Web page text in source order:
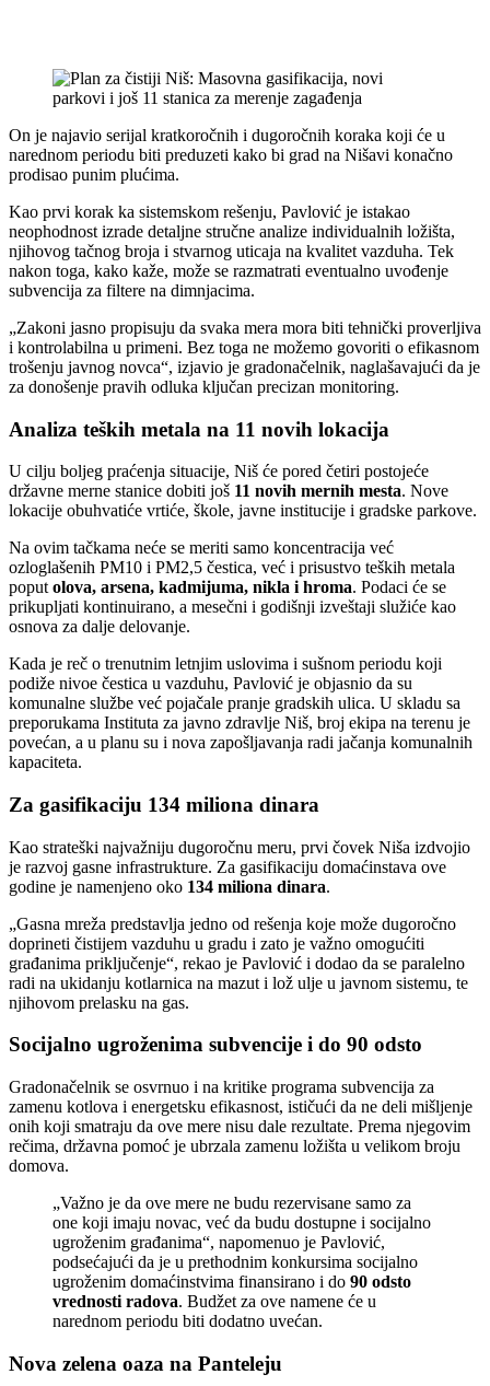
On je najavio serijal kratkoročnih i dugoročnih koraka koji će u
narednom periodu biti preduzeti kako bi grad na Nišavi konačno
prodisao punim plućima.
Kao prvi korak ka sistemskom rešenju, Pavlović je istakao
neophodnost izrade detaljne stručne analize individualnih ložišta,
njihovog tačnog broja i stvarnog uticaja na kvalitet vazduha. Tek
nakon toga, kako kaže, može se razmatrati eventualno uvođenje
subvencija za filtere na dimnjacima.
„Zakoni jasno propisuju da svaka mera mora biti tehnički proverljiva
i kontrolabilna u primeni. Bez toga ne možemo govoriti o efikasnom
trošenju javnog novca“, izjavio je gradonačelnik, naglašavajući da je
za donošenje pravih odluka ključan precizan monitoring.
Analiza teških metala na 11 novih lokacija
U cilju boljeg praćenja situacije, Niš će pored četiri postojeće
državne merne stanice dobiti još 11 novih mernih mesta. Nove
lokacije obuhvatiće vrtiće, škole, javne institucije i gradske parkove.
Na ovim tačkama neće se meriti samo koncentracija već
ozloglašenih PM10 i PM2,5 čestica, već i prisustvo teških metala
poput olova, arsena, kadmijuma, nikla i hroma. Podaci će se
prikupljati kontinuirano, a mesečni i godišnji izveštaji služiće kao
osnova za dalje delovanje.
Kada je reč o trenutnim letnjim uslovima i sušnom periodu koji
podiže nivoe čestica u vazduhu, Pavlović je objasnio da su
komunalne službe već pojačale pranje gradskih ulica. U skladu sa
preporukama Instituta za javno zdravlje Niš, broj ekipa na terenu je
povećan, a u planu su i nova zapošljavanja radi jačanja komunalnih
kapaciteta.
Za gasifikaciju 134 miliona dinara
Kao strateški najvažniju dugoročnu meru, prvi čovek Niša izdvojio
je razvoj gasne infrastrukture. Za gasifikaciju domaćinstava ove
godine je namenjeno oko 134 miliona dinara.
„Gasna mreža predstavlja jedno od rešenja koje može dugoročno
doprineti čistijem vazduhu u gradu i zato je važno omogućiti
građanima priključenje“, rekao je Pavlović i dodao da se paralelno
radi na ukidanju kotlarnica na mazut i lož ulje u javnom sistemu, te
njihovom prelasku na gas.
Socijalno ugroženima subvencije i do 90 odsto
Gradonačelnik se osvrnuo i na kritike programa subvencija za
zamenu kotlova i energetsku efikasnost, ističući da ne deli mišljenje
onih koji smatraju da ove mere nisu dale rezultate. Prema njegovim
rečima, državna pomoć je ubrzala zamenu ložišta u velikom broju
domova.
„Važno je da ove mere ne budu rezervisane samo za
one koji imaju novac, već da budu dostupne i socijalno
ugroženim građanima“, napomenuo je Pavlović,
podsećajući da je u prethodnim konkursima socijalno
ugroženim domaćinstvima finansirano i do 90 odsto
vrednosti radova. Budžet za ove namene će u
narednom periodu biti dodatno uvećan.
Nova zelena oaza na Panteleju